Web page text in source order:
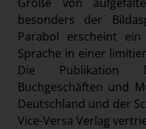
besonders der
Parabol erscheint
Sprache in einer
Die Publikation
Buchgeschäften und
Deutschland und der
Vice-Versa Verlag